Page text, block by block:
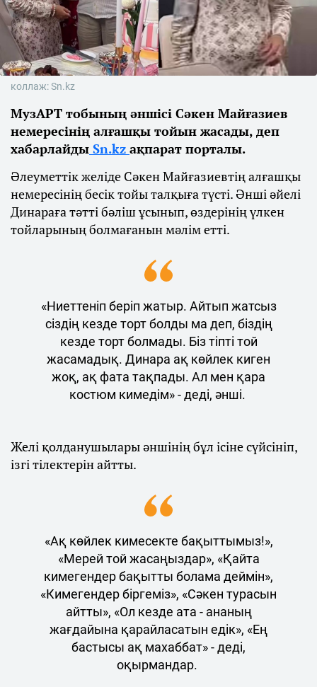
коллаж: Sn.kz
МузАРТ тобының әншісі Сәкен Майғазиев
немересінің алғашқы тойын жасады, деп
хабарлайды Sn.kz ақпарат порталы.
Әлеуметтік желіде Сәкен Майғазиевтің алғашқы
немересінің бесік тойы талқыға түсті. Әнші әйелі
Динараға тәтті бәліш ұсынып, өздерінің үлкен
тойларының болмағанын мәлім етті.
«Ниеттеніп беріп жатыр. Айтып жатсыз
сіздің кезде торт болды ма деп, біздің
кезде торт болмады. Біз тіпті той
жасамадық. Динара ақ көйлек киген
жоқ, ақ фата тақпады. Ал мен қара
костюм кимедім» - деді, әнші.
Желі қолданушылары әншінің бұл ісіне сүйсініп,
ізгі тілектерін айтты.
«Ақ көйлек кимесекте бақыттымыз!»,
«Мерей той жасаңыздар», «Қайта
кимегендер бақытты болама деймін»,
«Кимегендер біргеміз», «Сәкен турасын
айтты», «Ол кезде ата - ананың
жағдайына қарайласатын едік», «Ең
бастысы ақ махаббат» - деді,
оқырмандар.